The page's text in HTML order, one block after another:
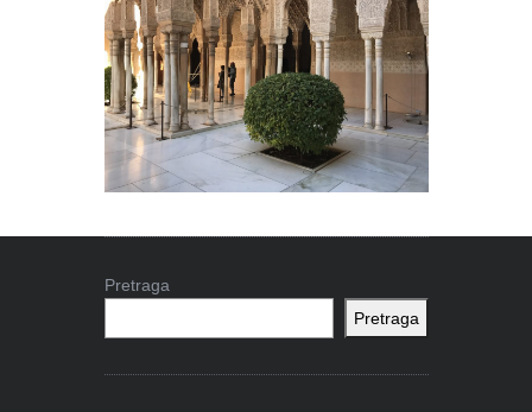
Pretraga
Pretraga